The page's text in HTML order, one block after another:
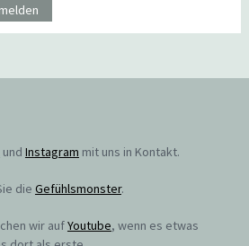
und Instagram mit uns in Kontakt.
die Gefühlsmonster.
wir aufYoutube, wenn es etwas